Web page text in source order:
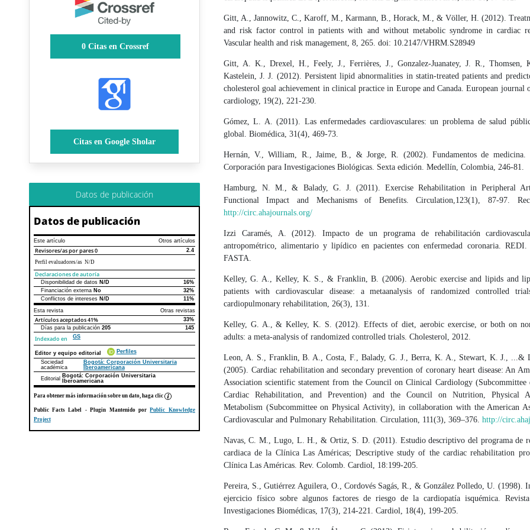
0Citas en Crossref
Citas en Google Sholar
Datos de publicación
Datos de publicación
Este artículo Otros artículos
Revisores/as por pares0
2.4
Perfil evaluadores/as N/D
Declaraciones de autoría
Declaraciones de autoríaEste artículo
Disponibilidad de datos N/D
16%
Financiación externa No
32%
Conflictos de intereses N/D
11%
Esta revista
Otras revistas
Artículos aceptados41%
33%
Días para la publicación 205 145
Indexado en GS
Editor y equipo editorial
Perfiles
Sociedad
académica
Bogotá: Corporación Universitaria
Iberoamericana
Editorial
Bogotá: Corporación Universitaria
Iberoamericana
Para obtener más información sobre un dato, haga clic
Public Facts Label - Plugin Mantenido porPublic Knowledge
Project
Gitt, A., Jannowitz, C., Karoff, M., Karmann, B., Horack, M., & Völler, H. (2012).
and risk factor control in patients with and without metabolic syndrome in cardiac
Vascular health and risk management, 8, 265. doi: 10.2147/VHRM.S28949
Gitt, A. K., Drexel, H., Feely, J., Ferrières, J., Gonzalez-Juanatey, J. R.,
Kastelein, J. J. (2012). Persistent lipid abnormalities in statin-treated patients and
cholesterol goal achievement in clinical practice in Europe and Canada. European journal
cardiology, 19(2), 221-230.
Gómez, L. A. (2011). Las enfermedades cardiovasculares: un problema de salud
global. Biomédica, 31(4), 469-73.
Hernán, V., William, R., Jaime, B., & Jorge, R. (2002). Fundamentos de medicina.
Corporación para Investigaciones Biológicas. Sexta edición. Medellín, Colombia, 246-81.
Hamburg, N. M., & Balady, G. J. (2011). Exercise Rehabilitation in Peripheral
Functional Impact and Mechanisms of Benefits. Circulation,123(1), 87-97.
http://circ.ahajournals.org/
Izzi Caramés, A. (2012). Impacto de un programa de rehabilitación
antropométrico, alimentario y lipídico en pacientes con enfermedad coronaria. REDI.
FASTA.
Kelley, G. A., Kelley, K. S., & Franklin, B. (2006). Aerobic exercise and lipids and
patients with cardiovascular disease: a metaanalysis of randomized controlled
cardiopulmonary rehabilitation, 26(3), 131.
Kelley, G. A., & Kelley, K. S. (2012). Effects of diet, aerobic exercise, or both on
adults: a meta-analysis of randomized controlled trials. Cholesterol, 2012.
Leon, A. S., Franklin, B. A., Costa, F., Balady, G. J., Berra, K. A., Stewart, K. J., ...&
(2005). Cardiac rehabilitation and secondary prevention of coronary heart disease: An
Association scientific statement from the Council on Clinical Cardiology (Subcommittee
Cardiac Rehabilitation, and Prevention) and the Council on Nutrition, Physical
Metabolism (Subcommittee on Physical Activity), in collaboration with the American
Cardiovascular and Pulmonary Rehabilitation. Circulation, 111(3), 369–376. http://
Navas, C. M., Lugo, L. H., & Ortiz, S. D. (2011). Estudio descriptivo del programa de
cardiaca de la Clínica Las Américas; Descriptive study of the cardiac rehabilitation
Clínica Las Américas. Rev. Colomb. Cardiol, 18:199-205.
Pereira, S., Gutiérrez Aguilera, O., Cordovés Sagás, R., & González Polledo, U. (1998).
ejercicio físico sobre algunos factores de riesgo de la cardiopatía isquémica.
Investigaciones Biomédicas, 17(3), 214-221. Cardiol, 18(4), 199-205.